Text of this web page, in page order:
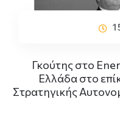
Γκούτης στο
Ελλάδα στο
Στρατηγικής